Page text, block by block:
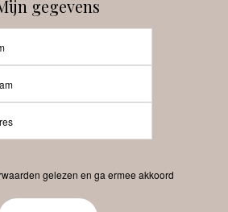
Pro.nl
Contact
gegevens
gelezen en ga ermee akkoord